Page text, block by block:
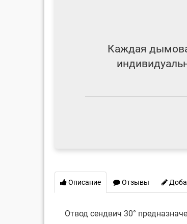
Каждая
Описание Отзывы
Отвод сендвич 30°